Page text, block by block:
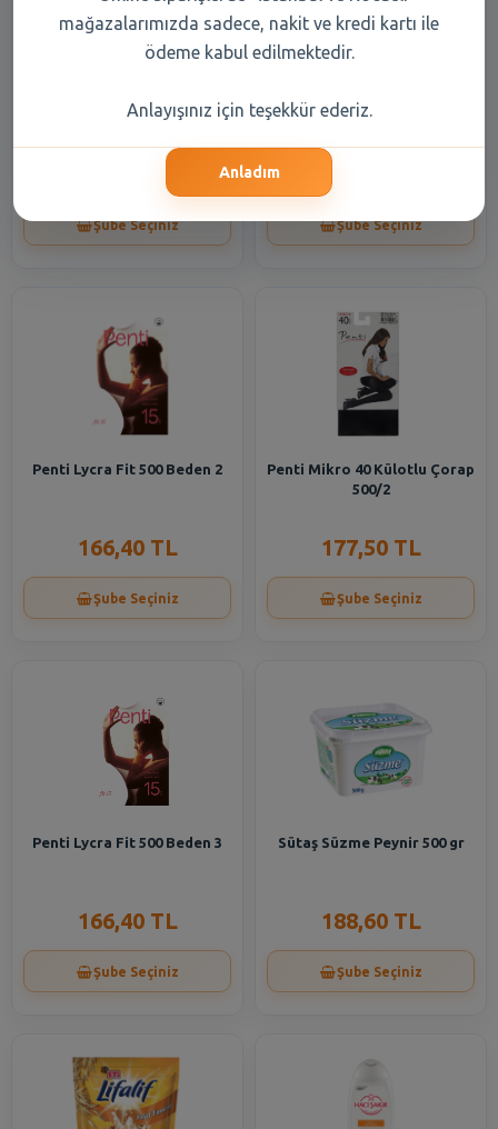
Hediyeli Üçlü Set(500 Gr+500
Şube Seçiniz
500/3
Şube Seçiniz
Penti Lycra Fit 500 Beden 2
166,40 TL
Şube Seçiniz
Penti Mikro 40 Külotlu Çorap
500/2
177,50 TL
Şube Seçiniz
Penti Lycra Fit 500 Beden 3
166,40 TL
Şube Seçiniz
Sütaş Süzme Peynir 500 gr
188,60 TL
Şube Seçiniz
mağazalarımızda sadece, nakit ve kredi kartı ile
ödeme kabul edilmektedir.
Anlayışınız için teşekkür ederiz.
Anladım